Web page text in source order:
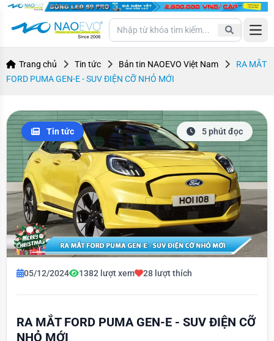
Trang chủ Tin tức Bản tin NAOEVO Việt Nam
RA MẮT
FORD PUMA GEN-E - SUV ĐIỆN CỠ NHỎ MỚI
Tin tức 5 phút đọc
05/12/2024 1382 lượt xem 28 lượt thích
RA MẮT FORD PUMA GEN-E - SUV ĐIỆN CỠ
NHỎ MỚI